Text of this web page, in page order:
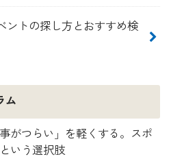
ントの探し方とおすすめ検
ム
がつらい」を軽くする。スポ
いう選択肢